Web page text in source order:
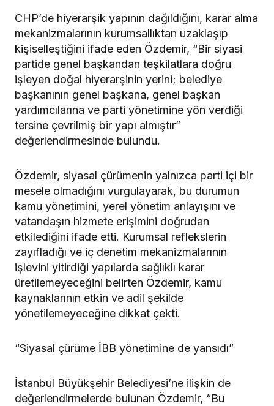
CHP’de hiyerarşik yapının dağıldığını, karar alma
mekanizmalarının kurumsallıktan uzaklaşıp
kişiselleştiğini ifade eden Özdemir, “Bir siyasi
partide genel başkandan teşkilatlara doğru
işleyen doğal hiyerarşinin yerini; belediye
başkanının genel başkana, genel başkan
yardımcılarına ve parti yönetimine yön verdiği
tersine çevrilmiş bir yapı almıştır”
değerlendirmesinde bulundu.
Özdemir, siyasal çürümenin yalnızca parti içi bir
mesele olmadığını vurgulayarak, bu durumun
kamu yönetimini, yerel yönetim anlayışını ve
vatandaşın hizmete erişimini doğrudan
etkilediğini ifade etti. Kurumsal reflekslerin
zayıfladığı ve iç denetim mekanizmalarının
işlevini yitirdiği yapılarda sağlıklı karar
üretilemeyeceğini belirten Özdemir, kamu
kaynaklarının etkin ve adil şekilde
yönetilemeyeceğine dikkat çekti.
“Siyasal çürüme İBB yönetimine de yansıdı”
İstanbul Büyükşehir Belediyesi’ne ilişkin de
değerlendirmelerde bulunan Özdemir, “Bu